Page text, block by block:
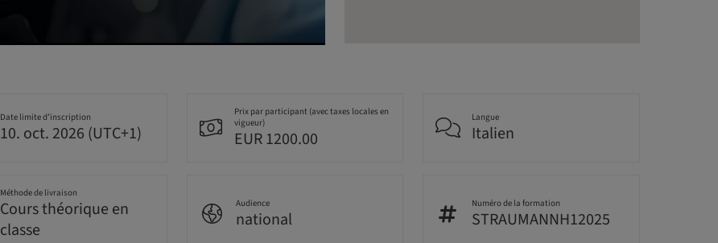
Date limite d’inscription
10. oct. 2026 (UTC+1)
Prix par participant (avec taxes locales en
vigueur)
EUR 1200.00
Langue
Italien
Méthode de livraison
Cours théorique en
classe
Audience
national
Numéro de la formation
STRAUMANNH12025